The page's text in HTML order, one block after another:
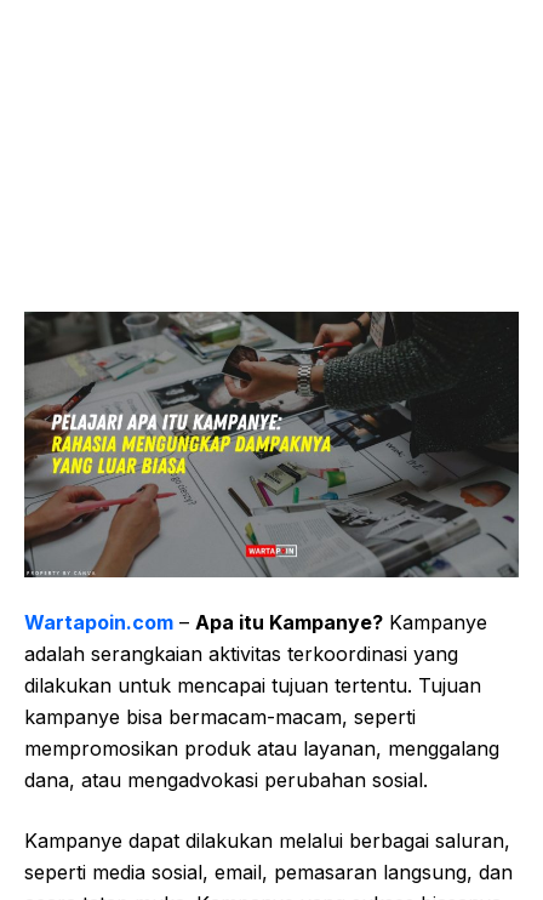
Wartapoin.com – Apa itu Kampanye? Kampanye
adalah serangkaian aktivitas terkoordinasi yang
dilakukan untuk mencapai tujuan tertentu. Tujuan
kampanye bisa bermacam-macam, seperti
mempromosikan produk atau layanan, menggalang
dana, atau mengadvokasi perubahan sosial.
Kampanye dapat dilakukan melalui berbagai saluran,
seperti media sosial, email, pemasaran langsung, dan